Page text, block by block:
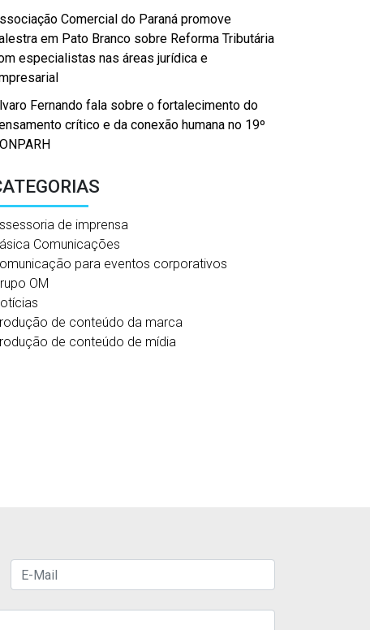
Comercial do Paraná promove
em Pato Branco sobre Reforma Tributária
especialistas nas áreas jurídica e
Fernando fala sobre o fortalecimento do
crítico e da conexão humana no 19º
de imprensa
Comunicações
para eventos corporativos
OM
de conteúdo da marca
de conteúdo de mídia